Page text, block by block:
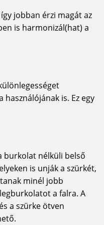
egyáltalán nem
nemcsak egy
minőségi
számos innovatív
hogy a padló
a ragasztó
ComforTec
minőségű
Naturöl
Silent Pro
jobban érzi magát az
is harmonizál(hat) a
is. Ez egy
burkolat nélküli belső
is unják a szürkét,
minél jobb
a falra. A
a szürke ötven